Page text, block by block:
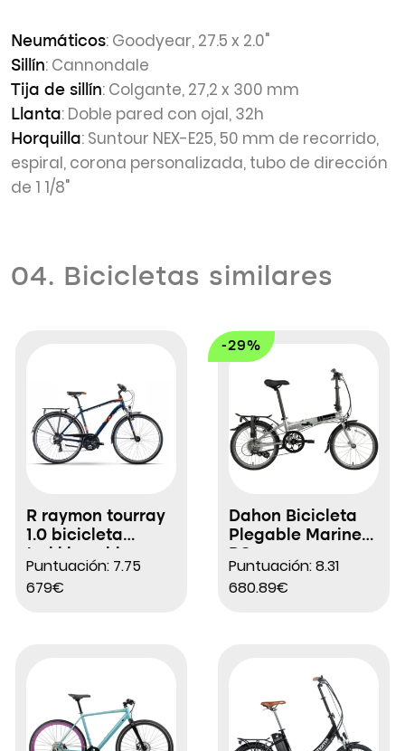
Neumáticos: Goodyear, 27.5 x 2.0"
Sillín: Cannondale
Tija de sillín: Colgante, 27,2 x 300 mm
Llanta: Doble pared con ojal, 32h
Horquilla: Suntour NEX-E25, 50 mm de recorrido,
espiral, corona personalizada, tubo de dirección
de 1 1/8"
04. Bicicletas similares
R raymon tourray
1.0 bicicleta
tourney 7s 700
mm azul naranja
Puntuación: 7.75
679€
-29%
Dahon Bicicleta
Plegable Mariner
Puntuación: 8.31
680.89€